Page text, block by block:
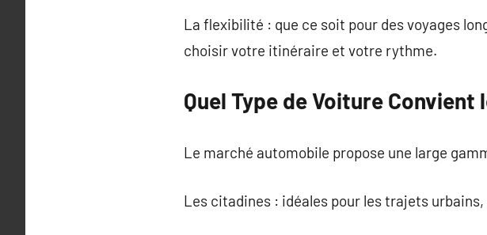
La flexibilité : que ce soit pour des voyages
choisir votre itinéraire et votre rythme.
Quel Type de Voiture Convient
Le marché automobile propose une large
Les citadines : idéales pour les trajets